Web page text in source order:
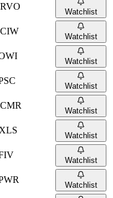
Watchlist
Watchlist
Watchlist
Watchlist
Watchlist
Watchlist
Watchlist
Watchlist